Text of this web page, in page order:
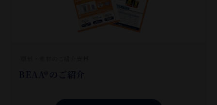
BEAA®のご紹介